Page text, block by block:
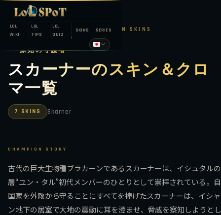
LOL
WIKI
LOL
TIPS
LOL
QUIZ
SKINS SERIES
LEAGUE OF LEGENDS — CHAMPION SKINS
原始の守護者
スカーナーのスキン＆クロ
マ一覧
7 SKINS Skarner
CHAMPION STORY
古代の巨大生物種ブラカーンであるスカーナーは、イシュタル
層“ユン・タル”初代メンバーのひとりとして崇拝されている。
国家を外敵から守ることにすべてを捧げたスカーナーは、イシ
ン地下の居室で大地の震動に耳を澄ませ、脅威を察知しようと